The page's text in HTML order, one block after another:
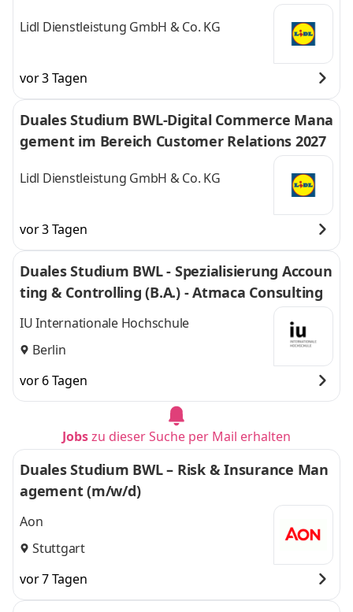
Lidl Dienstleistung GmbH & Co. KG
vor 3 Tagen
Duales Studium BWL-Digital Commerce Mana
gement im Bereich Customer Relations 2027
Lidl Dienstleistung GmbH & Co. KG
vor 3 Tagen
Duales Studium BWL - Spezialisierung Accoun
ting & Controlling (B.A.) - Atmaca Consulting
IU Internationale Hochschule
Berlin
vor 6 Tagen
Jobszu dieser Suche per Mail erhalten
Duales Studium BWL – Risk & Insurance Man
agement (m/w/d)
Aon
Stuttgart
vor 7 Tagen